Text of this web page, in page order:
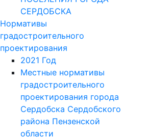
СЕРДОБСКА
Нормативы
градостроительного
проектирования
2021 Год
Местные нормативы
градостроительного
проектирования города
Сердобска Сердобского
района Пензенской
области